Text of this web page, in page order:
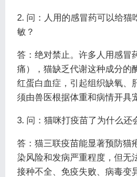
2. 问：人用的感冒药可以给猫
敏？
答：绝对禁止。许多人用感冒
痛），猫缺乏代谢这种成分的
红蛋白血症，引起组织缺氧、
须由兽医根据体重和病情开具
3. 问：猫咪打疫苗了为什么还
答：猫三联疫苗能显著预防猫
染风险和发病严重程度，但无
接种不全、免疫失败、病毒变